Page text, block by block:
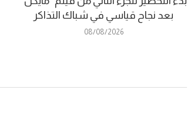
بعد نجاح قياسي في شباك التذاكر
08/08/2026